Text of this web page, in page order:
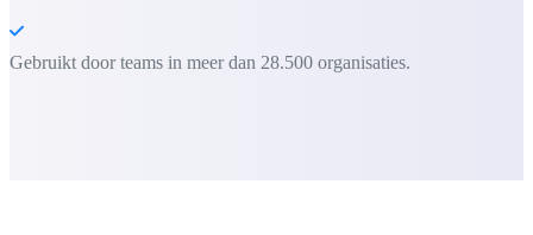
Gebruikt door teams in meer dan 28.500 organisaties.